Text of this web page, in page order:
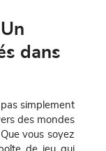
dans
simplement
des mondes
vous soyez